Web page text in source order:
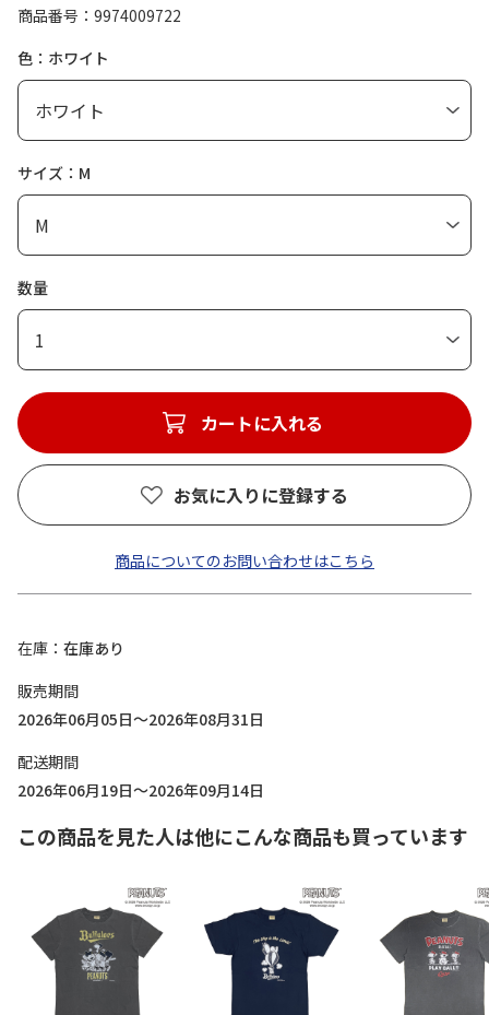
商品番号
9974009722
色：ホワイト
サイズ：M
数量
1
カートに入れる
お気に入りに登録する
商品についてのお問い合わせはこちら
在庫
在庫あり
販売期間
2026年06月05日～2026年08月31日
配送期間
2026年06月19日～2026年09月14日
この商品を見た人は他にこんな商品も買っています